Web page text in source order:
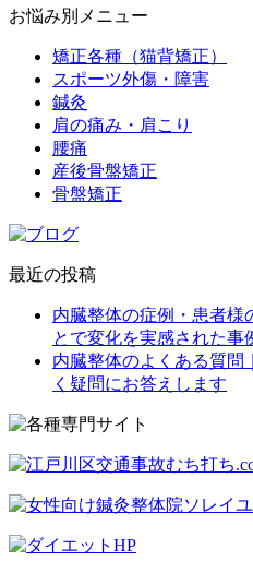
お悩み別メニュー
矯正各種（猫背矯正）
スポーツ外傷・障害
鍼灸
肩の痛み・肩こり
腰痛
産後骨盤矯正
骨盤矯正
最近の投稿
内臓整体の症例・患者様
とで変化を実感された事
内臓整体のよくある質問
く疑問にお答えします